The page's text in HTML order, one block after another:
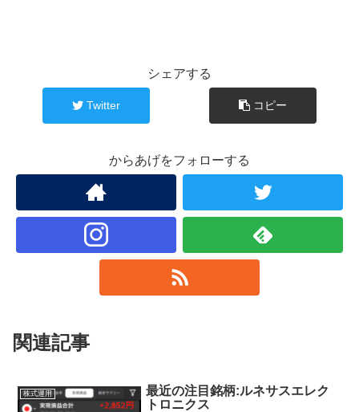
シェアする
Twitter コピー
からあげをフォローする
関連記事
株式運用
最近の注目銘柄:ルネサスエレク
トロニクス